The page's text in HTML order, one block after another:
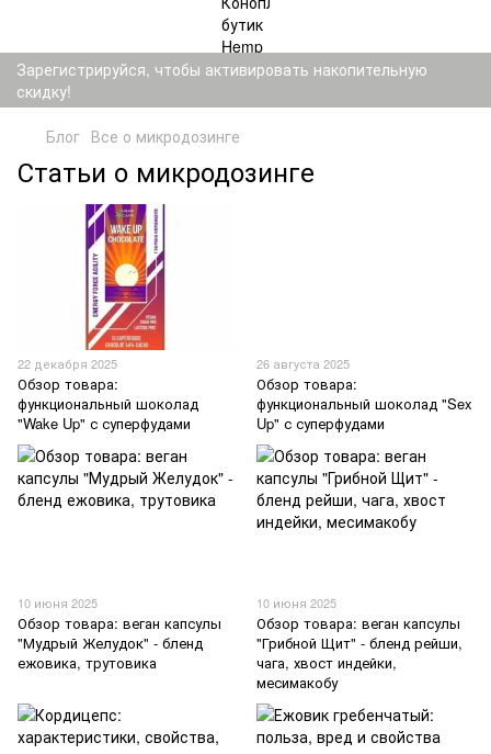
Зарегистрируйся, чтобы активировать накопительную
скидку!
Блог Все о микродозинге
Статьи о микродозинге
22 декабря 2025
Обзор товара:
функциональный шоколад
"Wake Up" с суперфудами
26 августа 2025
Обзор товара:
функциональный шоколад "Sex
Up" с суперфудами
10 июня 2025
Обзор товара: веган капсулы
"Мудрый Желудок" - бленд
ежовика, трутовика
10 июня 2025
Обзор товара: веган капсулы
"Грибной Щит" - бленд рейши,
чага, хвост индейки,
месимакобу